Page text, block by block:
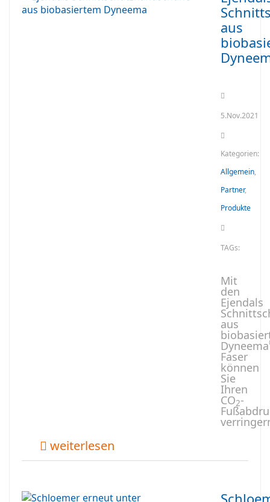
aus
5.Nov.2021
Kategorien:
Allgemein,
Partner,
Produkte
TAGs:
Mit
den
Ejendals
aus
Dyneema
Faser
können
Sie
Ihren
CO2-
weiterlesen